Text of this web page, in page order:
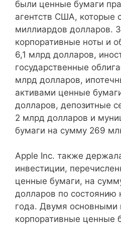
были ценные бумаги
агентств США, которые
миллиардов долларов.
корпоративные ноты и
6,1 млрд долларов,
государственные
млрд долларов,
активами ценные
долларов, депозитные
2 млрд долларов и
бумаги на сумму 269
Apple Inc. также
инвестиции,
ценные бумаги, на
долларов по состоянию
года. Двумя основными
корпоративные ценные